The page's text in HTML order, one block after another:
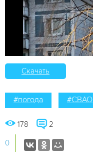
Скачать
#погода #СВАО
178 2
0